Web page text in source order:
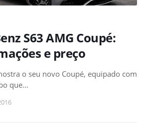
S63 AMG Coupé:
e preço
o seu novo Coupé, equipado com
que…